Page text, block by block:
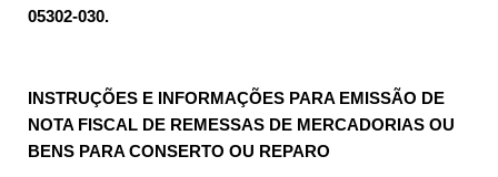
05302-030.
INSTRUÇÕES E INFORMAÇÕES PARA EMISSÃO DE
NOTA FISCAL DE REMESSAS DE MERCADORIAS OU
BENS PARA CONSERTO OU REPARO